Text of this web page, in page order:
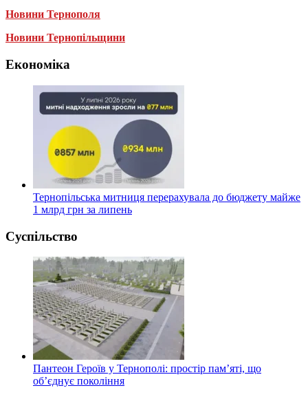
Новини Тернополя
Новини Тернопільщини
Економіка
Тернопільська митниця перерахувала до бюджету майже
1 млрд грн за липень
Суспільство
Пантеон Героїв у Тернополі: простір пам’яті, що
об’єднує покоління